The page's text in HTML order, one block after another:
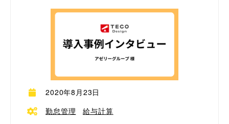
2020年8月23日
勤怠管理
給与計算